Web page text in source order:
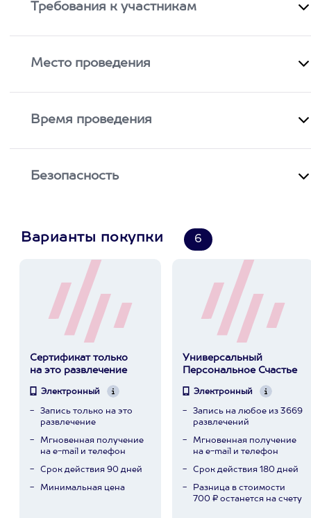
Требования к участникам
Место проведения
Время проведения
Безопасность
Варианты покупки 6
Сертификат только
на это развлечение
Электронный
Запись только на это
развлечение
Мгновенная получение
на e-mail и телефон
Срок действия 90 дней
Минимальная цена
Универсальный
Персональное Счастье
Электронный
Запись на любое из 3669
развлечений
Мгновенная получение
на e-mail и телефон
Срок действия 180 дней
Разница в стоимости
700 ₽ останется на счету